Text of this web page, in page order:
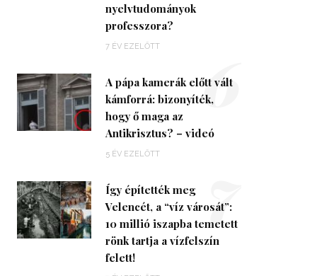
nyelvtudományok
professzora?
7 ÉV EZELŐTT
A pápa kamerák előtt vált
kámforrá: bizonyíték,
hogy ő maga az
Antikrisztus? – videó
5 ÉV EZELŐTT
6
Így építették meg
Velencét, a “víz városát”:
10 millió iszapba temetett
rönk tartja a vízfelszín
felett!
7